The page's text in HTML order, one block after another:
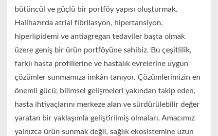
bütüncül ve güçlü bir portföy yapısı oluşturmak.
Halihazırda atrial fibrilasyon, hipertansiyon,
hiperlipidemi ve antiagregan tedaviler başta olmak
üzere geniş bir ürün portföyüne sahibiz. Bu çeşitlilik,
farklı hasta profillerine ve hastalık evrelerine uygun
çözümler sunmamıza imkân tanıyor. Çözümlerimizin en
önemli gücü; bilimsel gelişmeleri yakından takip eden,
hasta ihtiyaçlarını merkeze alan ve sürdürülebilir değer
yaratan bir yaklaşımla geliştirilmiş olmaları. Amacımız
yalnızca ürün sunmak değil, sağlık ekosistemine uzun